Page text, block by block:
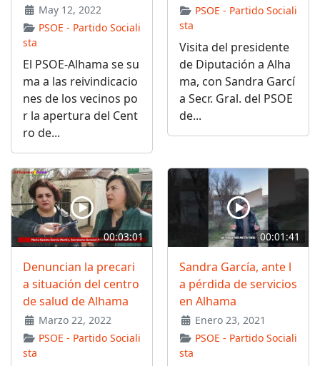
May 12, 2022
PSOE - Partido Sociali
sta
El PSOE-Alhama se su
ma a las reivindicacio
nes de los vecinos po
r la apertura del Cent
ro de...
PSOE - Partido Sociali
sta
Visita del presidente
de Diputación a Alha
ma, con Sandra Garcí
a Secr. Gral. del PSOE
de...
00:03:01
Denuncian la precari
a situación del centro
de salud de Alhama
Marzo 22, 2022
PSOE - Partido Sociali
sta
00:01:41
Sandra García, ante l
a pérdida de servicios
en Alhama
Enero 23, 2021
PSOE - Partido Sociali
sta